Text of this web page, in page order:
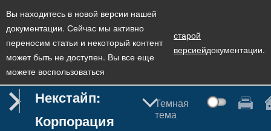
Вы находитесь в новой версии нашей
документации. Сейчас мы активно
переносим статьи и некоторый контент
может быть не доступен. Вы все еще
можете воспользоваться
старой
версиейдокументации.
Некстайп:
Корпорация
Темная
тема